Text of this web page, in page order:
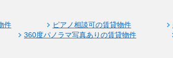
件 ピアノ相談可の賃貸物件
360度パノラマ写真ありの賃貸物件